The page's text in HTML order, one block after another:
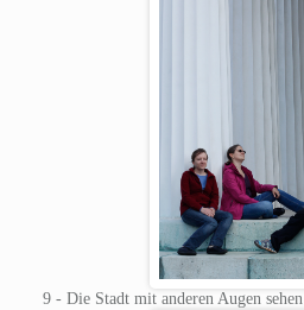
9 - Die Stadt mit anderen Augen sehen